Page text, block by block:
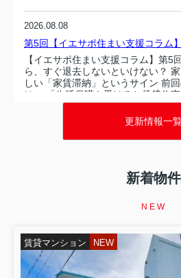
2026.08.08
第5回【イエサポ住まい支援コラム】
【イエサポ住まい支援コラム】第5
ら、すぐ退去しないといけない？
しい「家賃滞納」というサイン 前
は、 「生活保護を受けると賃貸住宅
第5回【イエサポ住まい支援コラム
ら、すぐ退去しないといけない？
しい「家賃滞納」というサイン 前
というテーマを取り上げました。
2026.08.07
第4回【イエサポ住まい支援コラム】
更新情報一
新着物件
NEW
賃貸マンション NEW